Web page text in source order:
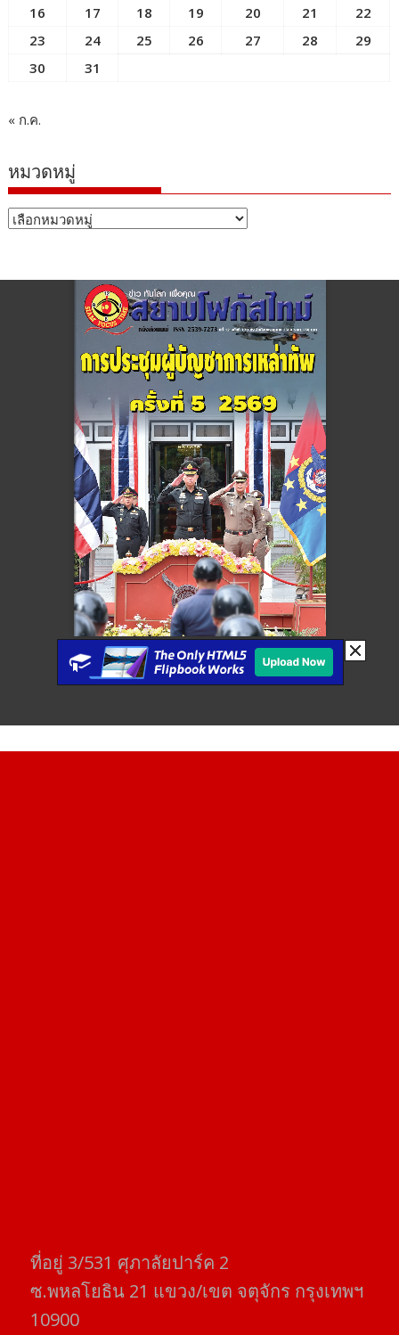
16
17 18 19 20 21
22
23
24 25 26 27 28
29
30
31
« ก.ค.
หมวดหมู่
หมวด
ที่อยู่​ 3/531​ ศุภาลัยปาร์ค​ 2
ซ.พหลโยธิน​ 21​ แขวง/เขต​ จตุจักร​ กรุงเทพฯ
10900